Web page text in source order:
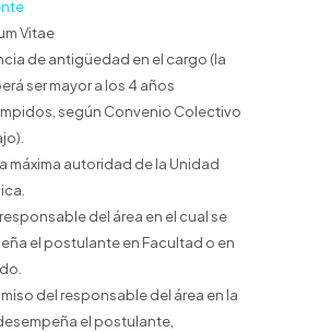
Vitae
de antigüedad en el cargo (la
ser mayor a los 4 años
según Convenio Colectivo
máxima autoridad de la Unidad
del área en el cual se
el postulante en Facultad o en
del responsable del área en la
el postulante,